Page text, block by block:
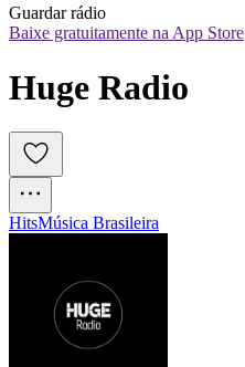
Guardar rádio
Baixe gratuitamente na App Store
Huge Radio
HitsMúsica Brasileira